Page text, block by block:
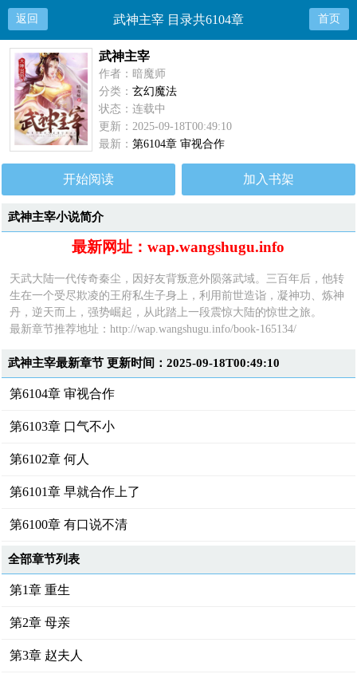
返回 武神主宰 目录共6104章 首页
武神主宰
作者：暗魔师
分类：玄幻魔法
状态：连载中
更新：2025-09-18T00:49:10
最新：第6104章 审视合作
开始阅读 加入书架
武神主宰小说简介
最新网址：wap.wangshugu.info
天武大陆一代传奇秦尘，因好友背叛意外陨落武域。三百年后，他转
生在一个受尽欺凌的王府私生子身上，利用前世造诣，凝神功、炼神
丹，逆天而上，强势崛起，从此踏上一段震惊大陆的惊世之旅。
最新章节推荐地址：http://wap.wangshugu.info/book-165134/
武神主宰最新章节 更新时间：2025-09-18T00:49:10
第6104章 审视合作
第6103章 口气不小
第6102章 何人
第6101章 早就合作上了
第6100章 有口说不清
全部章节列表
第1章 重生
第2章 母亲
第3章 赵夫人